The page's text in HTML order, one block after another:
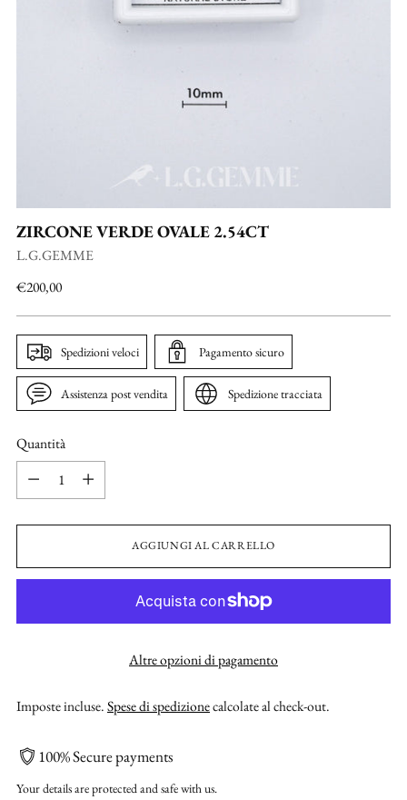
ZIRCONE VERDE OVALE 2.54CT
L.G.GEMME
Prezzo
€200,00
Spedizioni veloci Pagamento sicuro
Assistenza post vendita Spedizione tracciata
Quantità
Quantità
AGGIUNGI AL CARRELLO
Altre opzioni di pagamento
Imposte incluse.Spese di spedizionecalcolate al check-out.
100% Secure payments
Your details are protected and safe with us.